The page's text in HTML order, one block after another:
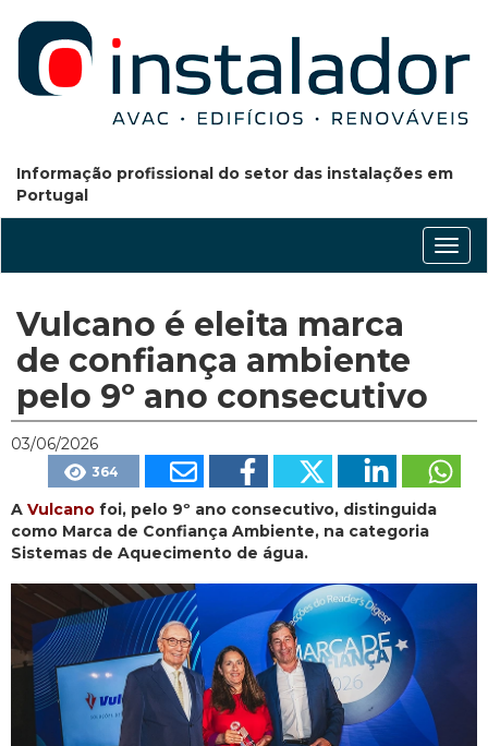
Informação profissional do setor das instalações em
Portugal
Vulcano é eleita marca
de confiança ambiente
pelo 9º ano consecutivo
03/06/2026
364
A Vulcano foi, pelo 9º ano consecutivo, distinguida
como Marca de Confiança Ambiente, na categoria
Sistemas de Aquecimento de água.